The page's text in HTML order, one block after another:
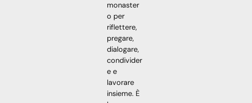
monaster
o per
riflettere,
pregare,
dialogare,
condivider
e e
lavorare
insieme. È